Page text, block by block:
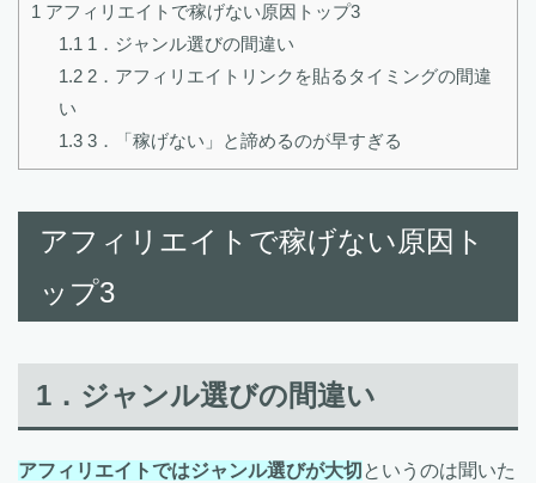
1 アフィリエイトで稼げない原因トップ3
1.1 1．ジャンル選びの間違い
1.22．アフィリエイトリンクを貼るタイミングの間違
い
1.33．「稼げない」と諦めるのが早すぎる
アフィリエイトで稼げない原因ト
ップ3
1．ジャンル選びの間違い
アフィリエイトではジャンル選びが大切 というのは聞いた